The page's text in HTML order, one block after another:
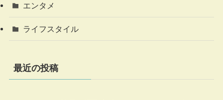
エンタメ
ライフスタイル
最近の投稿